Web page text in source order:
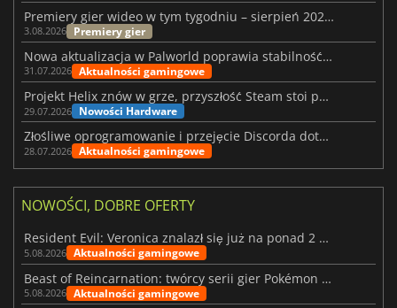
Premiery gier wideo w tym tygodniu – sierpień 2026 r. (32. tydzień)
3.08.2026 Premiery gier
Nowa aktualizacja w Palworld poprawia stabilność Sunreach i walk z bossami
31.07.2026 Aktualności gamingowe
Projekt Helix znów w grze, przyszłość Steam stoi pod znakiem zapytania
29.07.2026 Nowości Hardware
Złośliwe oprogramowanie i przejęcie Discorda dotknęły Meccha Chameleon
28.07.2026 Aktualności gamingowe
NOWOŚCI, DOBRE OFERTY
Resident Evil: Veronica znalazł się już na ponad 2 milionach list życzeń
5.08.2026 Aktualności gamingowe
Beast of Reincarnation: twórcy serii gier Pokémon wkraczają na nową ścieżkę
5.08.2026 Aktualności gamingowe